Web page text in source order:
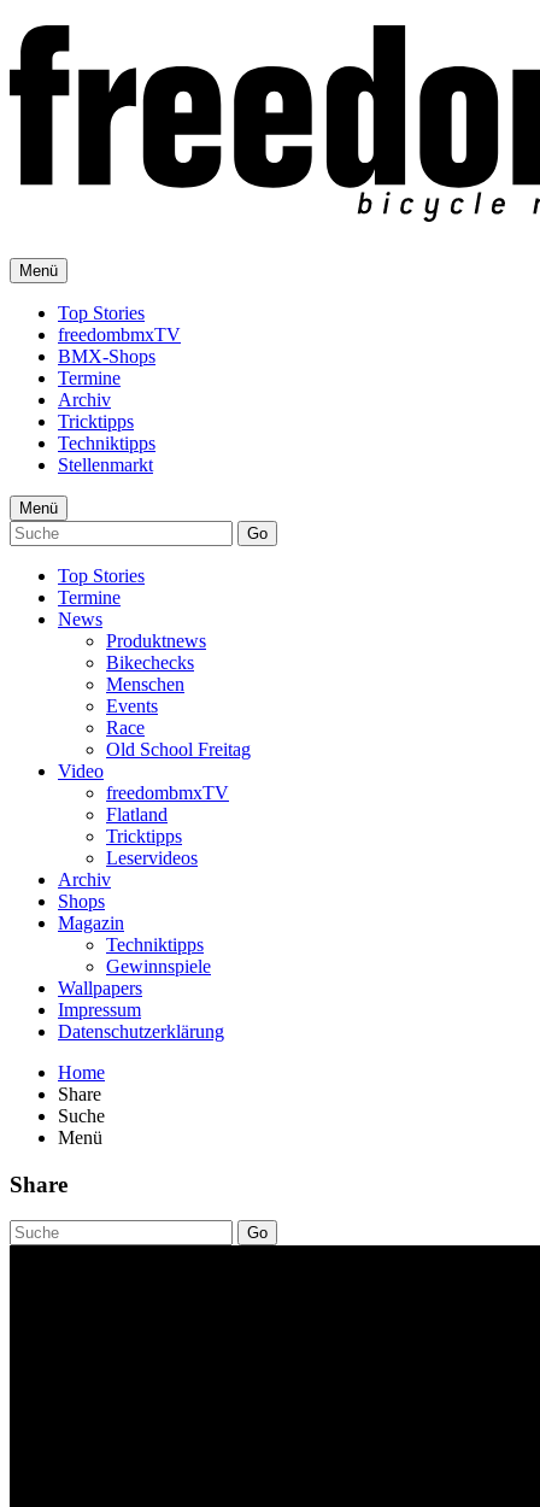
Menü
Top Stories
freedombmxTV
BMX-Shops
Termine
Archiv
Tricktipps
Techniktipps
Stellenmarkt
Menü
Go
Top Stories
Termine
News
Produktnews
Bikechecks
Menschen
Events
Race
Old School Freitag
Video
freedombmxTV
Flatland
Tricktipps
Leservideos
Archiv
Shops
Magazin
Techniktipps
Gewinnspiele
Wallpapers
Impressum
Datenschutzerklärung
Home
Share
Suche
Menü
Share
Go